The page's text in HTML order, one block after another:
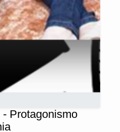
Protagonismo